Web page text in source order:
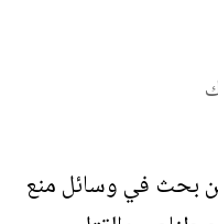
بحث في وسائل منع